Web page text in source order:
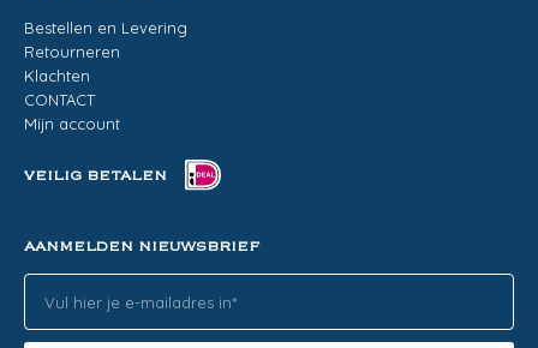
Bestellen en Levering
Retourneren
Klachten
CONTACT
Mijn account
VEILIG BETALEN
AANMELDEN NIEUWSBRIEF